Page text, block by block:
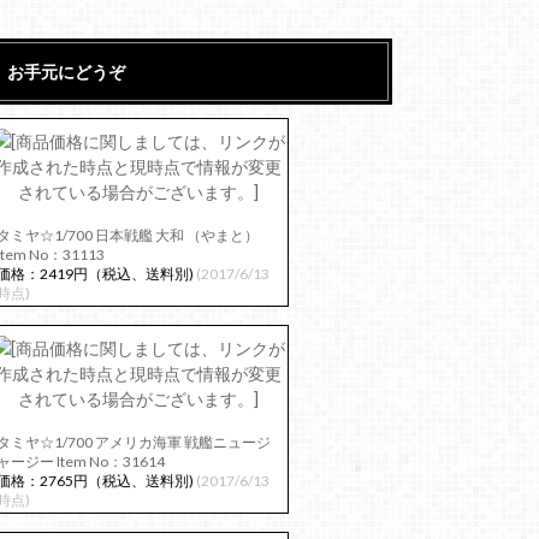
お手元にどうぞ
ミヤ☆1/700 日本戦艦 大和 （やまと）
No：31113
格：2419円（税込、送料別) (2017/6/13
点)
ミヤ☆1/700 アメリカ海軍 戦艦ニュージ
ージー Item No：31614
格：2765円（税込、送料別) (2017/6/13
点)